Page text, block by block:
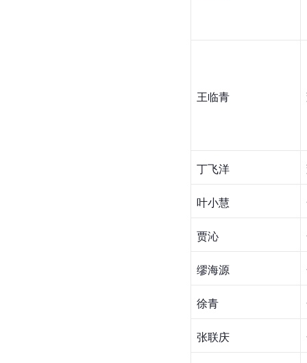
王临青
丁飞洋
叶小慧
贾沁
缪海源
徐青
张联庆